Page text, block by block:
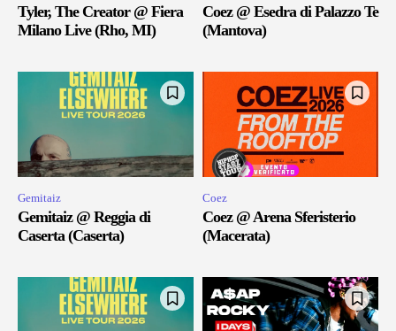
Tyler, The Creator @ Fiera
Milano Live (Rho, MI)
Coez @ Esedra di Palazzo Te
(Mantova)
Gemitaiz
Gemitaiz @ Reggia di
Caserta (Caserta)
Coez
Coez @ Arena Sferisterio
(Macerata)